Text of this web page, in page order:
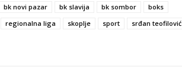
bk novi pazar bk slavija bk sombor
boks
regionalna liga skoplje sport
srđan teofilović